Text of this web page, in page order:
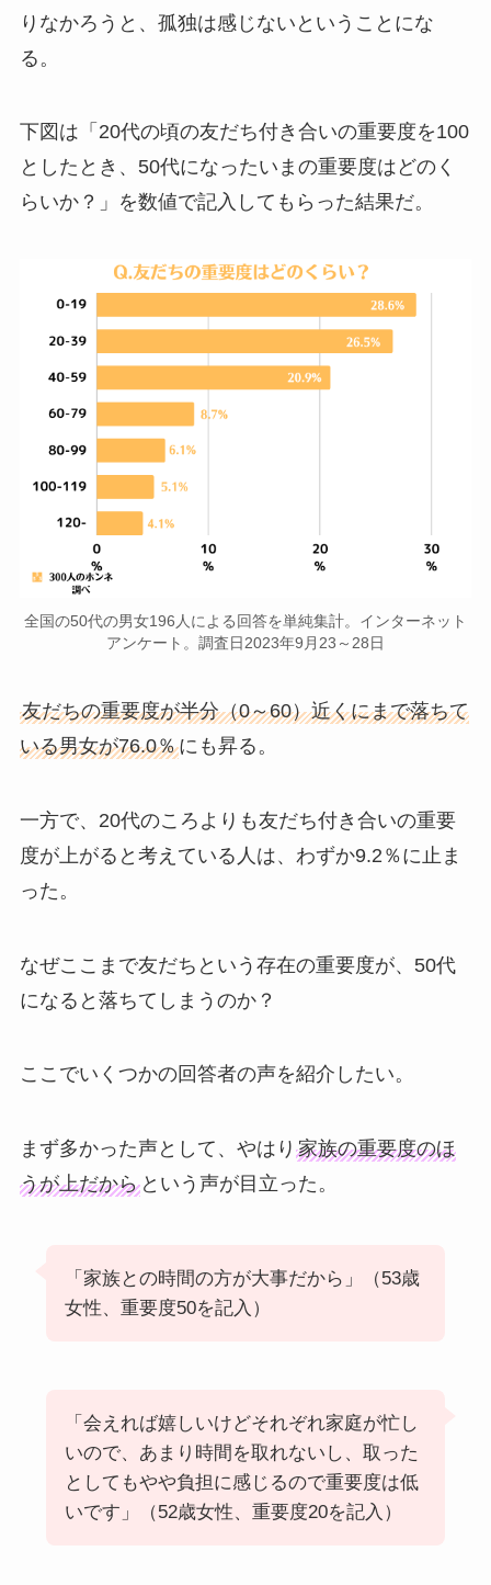
りなかろうと、孤独は感じないということにな
る。
下図は「20代の頃の友だち付き合いの重要度を100
としたとき、50代になったいまの重要度はどのく
らいか？」を数値で記入してもらった結果だ。
全国の50代の男女196人による回答を単純集計。インターネット
アンケート。調査日2023年9月23～28日
友だちの重要度が半分（0～60）近くにまで落ちて
いる男女が76.0％にも昇る。
一方で、20代のころよりも友だち付き合いの重要
度が上がると考えている人は、わずか9.2％に止ま
った。
なぜここまで友だちという存在の重要度が、50代
になると落ちてしまうのか？
ここでいくつかの回答者の声を紹介したい。
まず多かった声として、やはり 家族の重要度のほ
うが上だからという声が目立った。
「家族との時間の方が大事だから」（53歳
女性、重要度50を記入）
「会えれば嬉しいけどそれぞれ家庭が忙し
いので、あまり時間を取れないし、取った
としてもやや負担に感じるので重要度は低
いです」（52歳女性、重要度20を記入）